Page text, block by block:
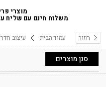
מוצרי
משלוח חינם עם שליח עד
חזור עמוד הבית עיצוב
סנן מוצרים